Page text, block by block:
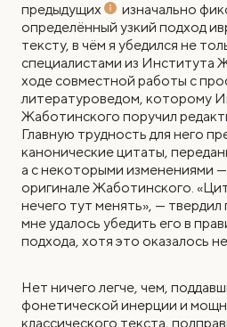
предыдущих
изначально
определённый узкий подход
тексту, в чём я убедился не
специалистами из Института
ходе совместной работы с
литературоведом, которому
Жаботинского поручил
Главную трудность для него
канонические цитаты,
а с некоторыми изменениями
оригинале Жаботинского.
нечего тут менять», —
мне удалось убедить его в
подхода, хотя это оказалось
Нет ничего легче, чем,
фонетической инерции и
классического текста,